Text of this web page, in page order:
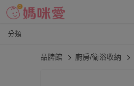
分類
品牌館 廚房/衛浴收納